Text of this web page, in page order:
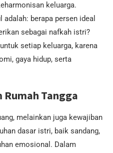
keluarga.
adalah: berapa persen ideal
sebagai nafkah istri?
setiap keluarga, karena
gaya hidup, serta
Tangga
melainkan juga kewajiban
dasar istri, baik sandang,
emosional. Dalam